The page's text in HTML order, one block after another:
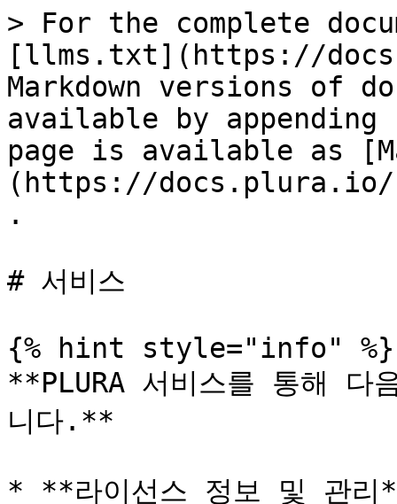
> For the complete
[llms.txt](https://
Markdown versions of
available by
page is available as
(https://docs.plura.io/
.
# 서비스
{% hint style="info" %}
**PLURA 서비스를 통해 다
니다.**
* **라이선스 정보 및 관리